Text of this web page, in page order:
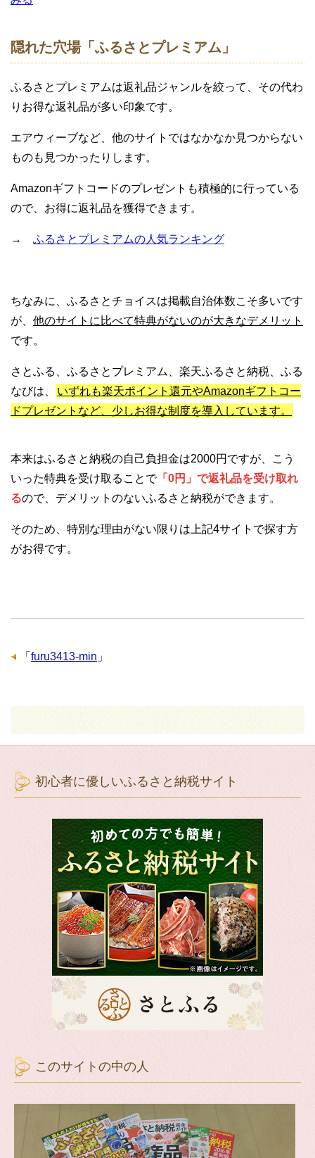
隠れた穴場「ふるさとプレミアム」
ふるさとプレミアムは返礼品ジャンルを絞って、その代わ
りお得な返礼品が多い印象です。
エアウィーブなど、他のサイトではなかなか見つからない
ものも見つかったりします。
Amazonギフトコードのプレゼントも積極的に行っている
ので、お得に返礼品を獲得できます。
→ ふるさとプレミアムの人気ランキング
ちなみに、ふるさとチョイスは掲載自治体数こそ多いです
が、 他のサイトに比べて特典がないのが大きなデメリット
です。
さとふる、ふるさとプレミアム、楽天ふるさと納税、ふる
なびは、
いずれも楽天ポイント還元やAmazonギフトコー
ドプレゼントなど、少しお得な制度を導入しています。
本来はふるさと納税の自己負担金は2000円ですが、こう
いった特典を受け取ることで「0円」で返礼品を受け取れ
るので、デメリットのないふるさと納税ができます。
そのため、特別な理由がない限りは上記4サイトで探す方
がお得です。
「 furu3413-min 」
初心者に優しいふるさと納税サイト
このサイトの中の人